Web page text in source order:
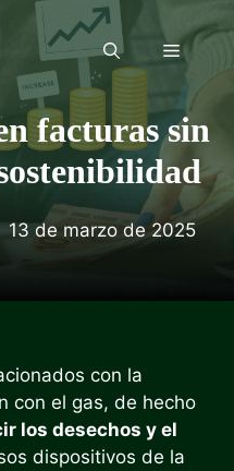
Menú
facturas sin
13 de marzo de 2025
con la
con el gas, de hecho
los desechos y el
dispositivos de la